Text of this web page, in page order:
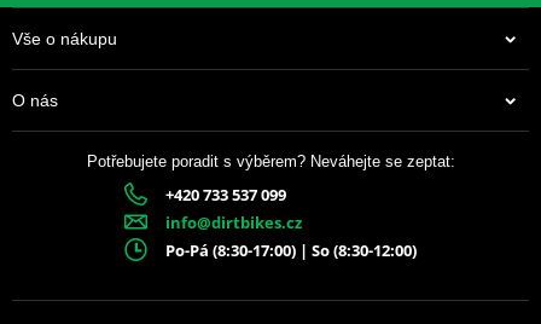
Vše o nákupu
O nás
Potřebujete poradit s výběrem? Neváhejte se zeptat:
+420 733 537 099
info@dirtbikes.cz
Po-Pá (8:30-17:00) | So (8:30-12:00)